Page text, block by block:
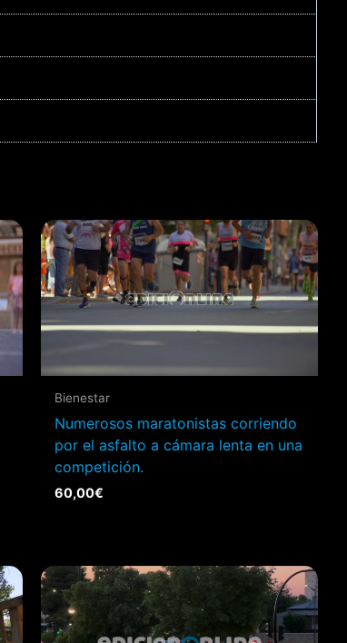
Bienestar
Numerosos maratonistas corriendo
por el asfalto a cámara lenta en una
competición.
60,00€